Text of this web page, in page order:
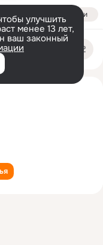
Войти
улучшить
менее 13 лет,
ваш законный